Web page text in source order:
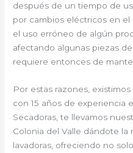
después de un tiempo de
por cambios eléctricos en el
el uso erróneo de algún
afectando algunas piezas
requiere entonces de
Por estas razones,
con 15 años de experiencia
Secadoras, te llevamos
Colonia del Valle dándote la
lavadoras, ofreciendo no